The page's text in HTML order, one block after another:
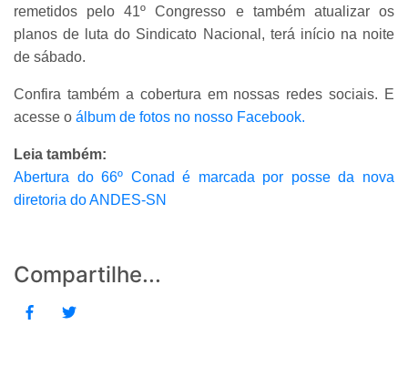
remetidos pelo 41º Congresso e também atualizar os
planos de luta do Sindicato Nacional, terá início na noite
de sábado.
Confira também a cobertura em nossas redes sociais. E
acesse o álbum de fotos no nosso Facebook.
Leia também:
Abertura do 66º Conad é marcada por posse da nova
diretoria do ANDES-SN
Compartilhe...